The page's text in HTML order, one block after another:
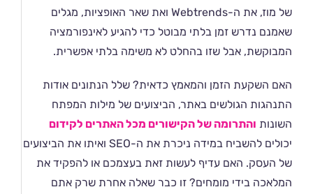
של מוז, את ה-Webtrends ואת שאר האופציות, מגלים
שאמנם נדרש זמן בלתי מבוטל כדי להגיע לאינפורמציה
המבוקשת, אבל שזו בהחלט לא משימה בלתי אפשרית.
האם השקעת הזמן והמאמץ כדאית? שלל הנתונים אודות
התנהגות הגולשים באתר, הביצועים של מילות המפתח
השונות והתרומה של הקישורים מכל האתרים לקידום
יכולים להשביח במידה ניכרת את ה-SEO ואיתו את הביצועים
של העסק. האם עדיף לעשות זאת בעצמכם או להפקיד את
המלאכה בידי מומחים? זו כבר שאלה אחרת שרק אתם